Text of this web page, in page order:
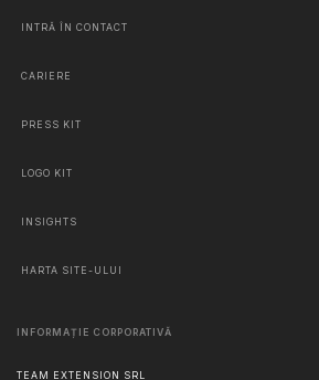
INTRĂ ÎN CONTACT
CARIERE
PRESS KIT
LOGO KIT
INSIGHTS
HARTA SITE-ULUI
INFORMAȚIE CORPORATIVĂ
TEAM EXTENSION SRL